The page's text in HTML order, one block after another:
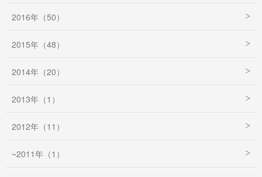
2016年（50）
2015年（48）
2014年（20）
2013年（1）
2012年（11）
~2011年（1）